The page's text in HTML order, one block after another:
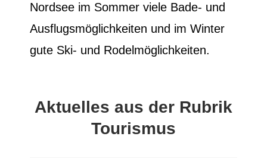
Nordsee im Sommer viele Bade- und
Ausflugsmöglichkeiten und im Winter
gute Ski- und Rodelmöglichkeiten.
Aktuelles aus der Rubrik
Tourismus